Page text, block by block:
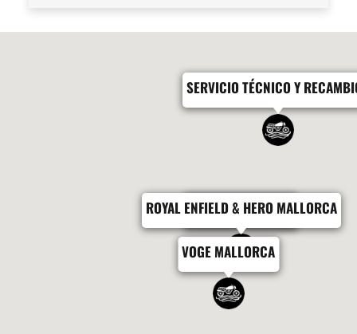
VOGE MALLORCA
ZONTES MALLORCA
ROYAL ENFIELD & HERO MALLORCA
SERVICIO TÉCNICO Y